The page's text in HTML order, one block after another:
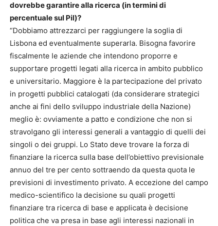
dovrebbe garantire alla ricerca (in termini di
percentuale sul Pil)?
“Dobbiamo attrezzarci per raggiungere la soglia di
Lisbona ed eventualmente superarla. Bisogna favorire
fiscalmente le aziende che intendono proporre e
supportare progetti legati alla ricerca in ambito pubblico
e universitario. Maggiore è la partecipazione del privato
in progetti pubblici catalogati (da considerare strategici
anche ai fini dello sviluppo industriale della Nazione)
meglio è: ovviamente a patto e condizione che non si
stravolgano gli interessi generali a vantaggio di quelli dei
singoli o dei gruppi. Lo Stato deve trovare la forza di
finanziare la ricerca sulla base dell’obiettivo previsionale
annuo del tre per cento sottraendo da questa quota le
previsioni di investimento privato. A eccezione del campo
medico-scientifico la decisione su quali progetti
finanziare tra ricerca di base e applicata è decisione
politica che va presa in base agli interessi nazionali in